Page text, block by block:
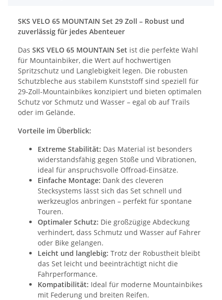
SKS VELO 65 MOUNTAIN Set 29 Zoll – Robust und
zuverlässig für jedes Abenteuer
Das SKS VELO 65 MOUNTAIN Set ist die perfekte Wahl
für Mountainbiker, die Wert auf hochwertigen
Spritzschutz und Langlebigkeit legen. Die robusten
Schutzbleche aus stabilem Kunststoff sind speziell für
29-Zoll-Mountainbikes konzipiert und bieten optimalen
Schutz vor Schmutz und Wasser – egal ob auf Trails
oder im Gelände.
Vorteile im Überblick:
Extreme Stabilität: Das Material ist besonders
widerstandsfähig gegen Stöße und Vibrationen,
ideal für anspruchsvolle Offroad-Einsätze.
Einfache Montage: Dank des cleveren
Stecksystems lässt sich das Set schnell und
werkzeuglos anbringen – perfekt für spontane
Touren.
Optimaler Schutz: Die großzügige Abdeckung
verhindert, dass Schmutz und Wasser auf Fahrer
oder Bike gelangen.
Leicht und langlebig: Trotz der Robustheit bleibt
das Set leicht und beeinträchtigt nicht die
Fahrperformance.
Kompatibilität: Ideal für moderne Mountainbikes
mit Federung und breiten Reifen.